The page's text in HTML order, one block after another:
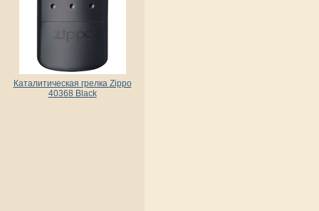
Каталитическая грелка Zippo
40368 Black